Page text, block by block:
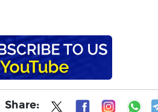
Share: